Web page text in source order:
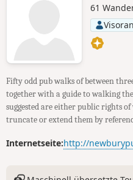
61
Fifty odd pub walks of between
together with a guide to walking
suggested are either public rights
truncate or extend them by
Internetseite:http://